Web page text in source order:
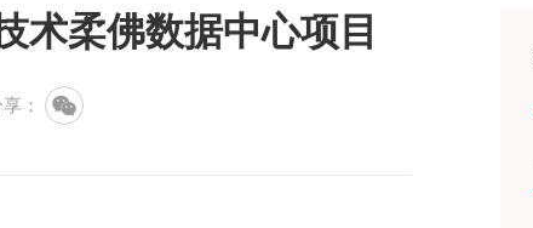
术柔佛数据中心项目
：